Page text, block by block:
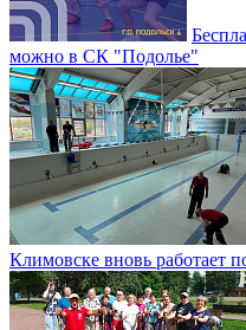
можно в СК "Подолье"
Климовске вновь работает